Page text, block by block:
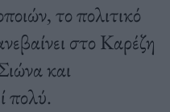
το πολιτικό
στο Καρέζη
και
πολύ.